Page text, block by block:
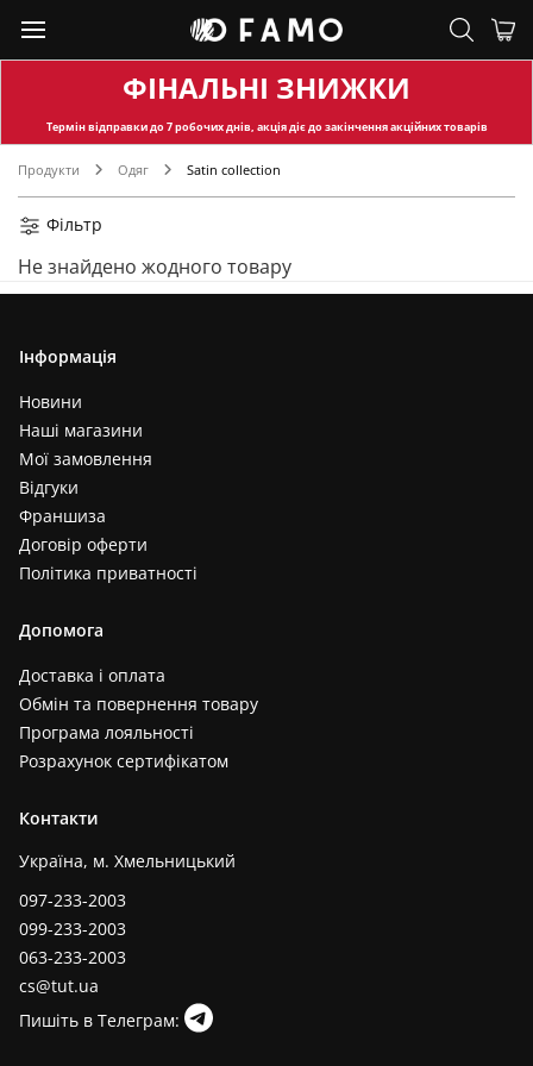
ФІНАЛЬНІ ЗНИЖКИ
Термін відправкидо 7 робочих днів, акція діє до закінчення акційних товарів
Продукти Одяг Satin collection
Фільтр
Не знайдено жодного товару
Інформація
Новини
Наші магазини
Мої замовлення
Відгуки
Франшиза
Договір оферти
Політика приватності
Допомога
Доставка і оплата
Обмін та повернення товару
Програма лояльності
Розрахунок сертифікатом
Контакти
Україна, м. Хмельницький
097-233-2003
099-233-2003
063-233-2003
cs@tut.ua
Пишіть в Телеграм: